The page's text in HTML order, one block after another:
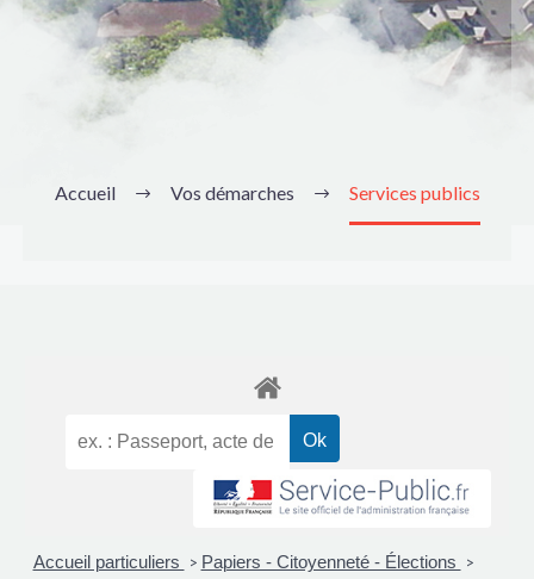
Accueil Vos démarches Services publics
Accueil particuliers > Papiers - Citoyenneté - Élections >